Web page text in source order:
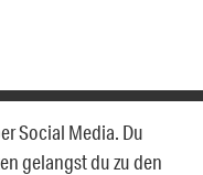
Social Media. Du
gelangst du zu den